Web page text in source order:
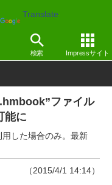
Translate
検索 Impressサイト
ストエディター Windows
ファイル
能に
用した場合のみ。最新
（2015/4/1 14:14）